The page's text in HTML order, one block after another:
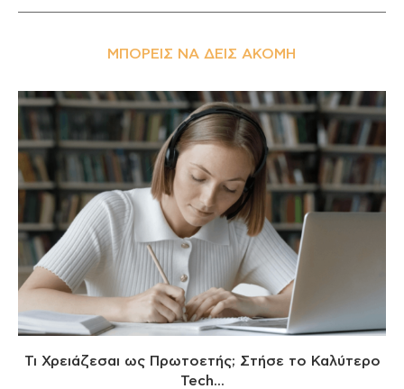
ΜΠΟΡΕΊΣ ΝΑ ΔΕΙΣ ΑΚΌΜΗ
Τι Χρειάζεσαι ως Πρωτοετής; Στήσε το Καλύτερο
Tech...